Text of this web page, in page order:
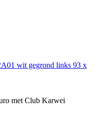
wit gegrond links 93 x
met Club Karwei